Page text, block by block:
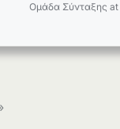
Ομάδα Σύνταξης at